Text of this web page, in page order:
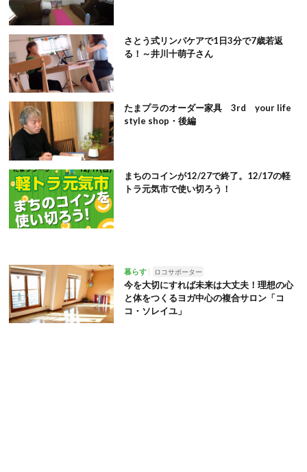
さとう式リンパケアで1日3分で7歳若返
る！～井川十萌子さん
たまプラのオーダー家具 3rd your life
style shop・後編
まちのコインが12/27で終了。12/17の軽
トラ元気市で使い切ろう！
暮らす ロコサポーター
今を大切にすれば未来は大丈夫！理想の心
と体をつくるヨガ中心の複合サロン「コ
コ・ソレイユ」